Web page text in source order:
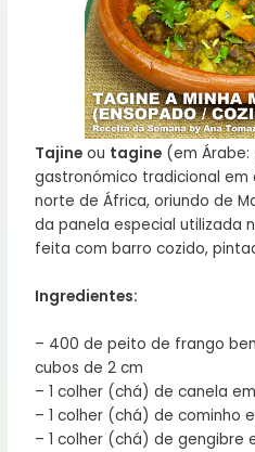
Tajine ou tagine (em Árabe: طاجين) é um prato
gastronómico tradicional em
norte de África, oriundo de
da panela especial utilizada
feita com barro cozido,
Ingredientes:
– 400 de peito de frango
cubos de 2 cm
– 1 colher (chá) de canela
– 1 colher (chá) de cominho
– 1 colher (chá) de gengibre